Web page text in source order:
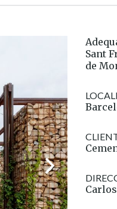
Sant
de